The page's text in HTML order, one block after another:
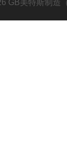
GB美特斯制